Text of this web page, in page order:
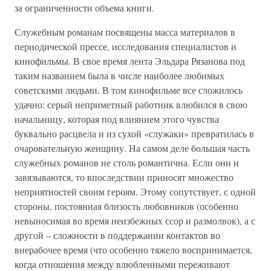
за ограниченности объема книги.
Служебным романам посвящены масса материалов в
периодической прессе, исследования специалистов и
кинофильмы. В свое время лента Эльдара Рязанова под
таким названием была в числе наиболее любимых
советскими людьми. В том кинофильме все сложилось
удачно: серый неприметный работник влюбился в свою
начальницу, которая под влиянием этого чувства
буквально расцвела и из сухой «служаки» превратилась в
очаровательную женщину. На самом деле большая часть
служебных романов не столь романтична. Если они и
завязываются, то впоследствии приносят множество
неприятностей своим героям. Этому сопутствует, с одной
стороны, постоянная близость любовников (особенно
невыносимая во время неизбежных ссор и размолвок), а с
другой – сложности в поддержании контактов во
внерабочее время (что особенно тяжело воспринимается,
когда отношения между влюбленными переживают